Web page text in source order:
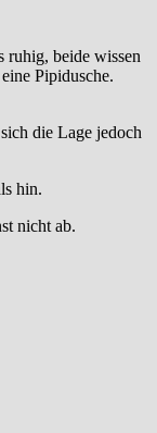
ruhig, beide wissen
Pipidusche.
die Lage jedoch
hin.
nicht ab.